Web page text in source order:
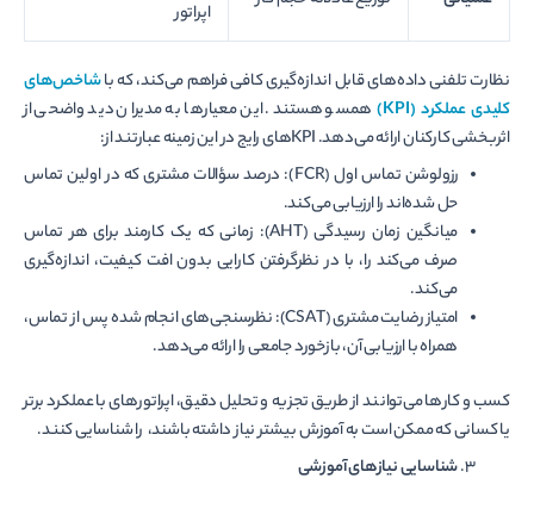
اپراتور
نظارت تلفنی داده‌های قابل اندازه‌گیری کافی فراهم می‌کند، که باشاخص‌های
کلیدی عملکرد (KPI)
همسو هستند. این معیارها به مدیران دید واضحی از
اثربخشی کارکنان ارائه می‌دهد. KPIهای رایج در این زمینه عبارتند از:
رزولوشن تماس اول (FCR): درصد سؤالات مشتری که در اولین تماس
حل شده‌اند را ارزیابی می‌کند.
میانگین زمان رسیدگی (AHT): زمانی که یک کارمند برای هر تماس
صرف می‌کند را، با در نظرگرفتن کارایی بدون افت کیفیت، اندازه‌گیری
می‌کند.
امتیاز رضایت مشتری (CSAT): نظرسنجی‌های انجام شده پس از تماس،
همراه با ارزیابی آن، بازخورد جامعی را ارائه می‌دهد.
کسب و کارها می‌توانند از طریق تجزیه و تحلیل دقیق، اپراتورهای با عملکرد برتر
یا کسانی که ممکن است به آموزش بیشتر نیاز داشته باشند، را شناسایی کنند.
شناسایی نیازهای آموزشی